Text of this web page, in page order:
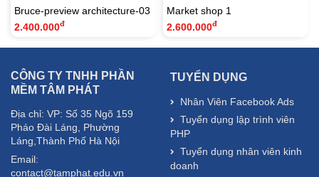
Bruce-preview architecture-03
2.400.000đ
Market shop 1
2.600.000đ
CÔNG TY TNHH PHẦN
MỀM TÂM PHÁT
Địa chỉ: VP: Số 35 Ngõ 159
Pháo Đài Láng, Phường
Láng,Thành Phố Hà Nội
Email:
contact@tamphat.edu.vn
TUYỂN DỤNG
Nhân Viên Facebook Ads
Tuyển dụng lập trình viên
PHP
Tuyển dụng nhân viên kinh
doanh